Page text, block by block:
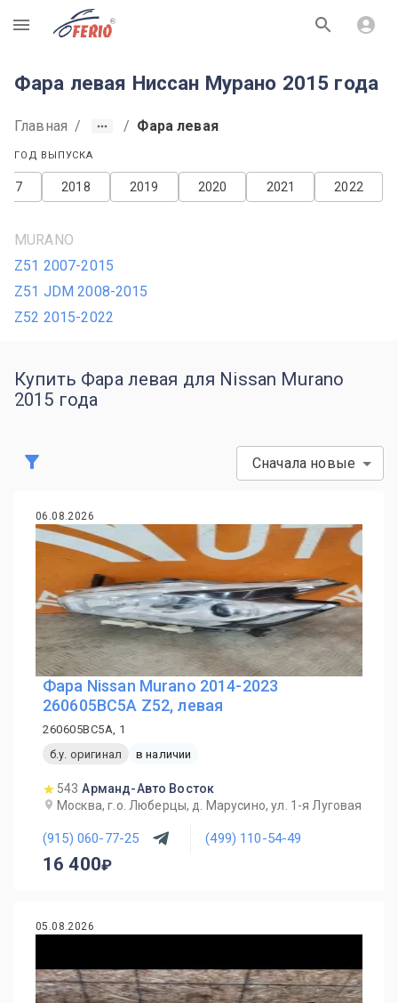
R
Фара левая Ниссан Мурано 2015 года
Главная / / Фара левая
ГОД ВЫПУСКА
2022
2021
2020
2019
2018
MURANO
Z51 2007-2015
Z51 JDM 2008-2015
Z52 2015-2022
Купить Фара левая для Nissan Murano
2015 года
Сначала новые
06.08.2026
Фара Nissan Murano 2014-2023
260605BC5A Z52, левая
260605BC5A, 1
б.у. оригинал
в наличии
543 Арманд-Авто Восток
Москва, г.о. Люберцы, д. Марусино, ул. 1-я Луговая
(915) 060-77-25 (499) 110-54-49
16 400
05.08.2026